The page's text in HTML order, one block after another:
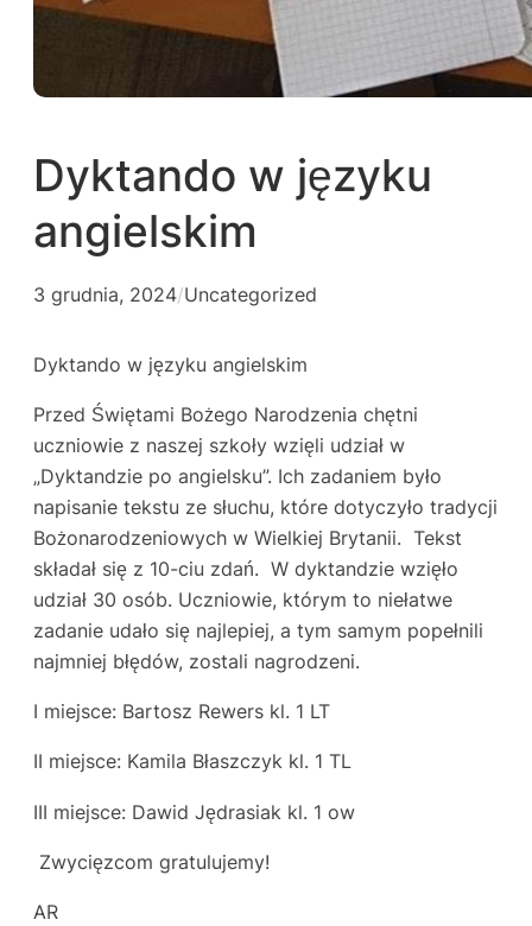
Dyktando w języku
angielskim
3 grudnia, 2024/Uncategorized
Dyktando w języku angielskim
Przed Świętami Bożego Narodzenia chętni
uczniowie z naszej szkoły wzięli udział w
„Dyktandzie po angielsku”. Ich zadaniem było
napisanie tekstu ze słuchu, które dotyczyło tradycji
Bożonarodzeniowych w Wielkiej Brytanii. Tekst
składał się z 10-ciu zdań. W dyktandzie wzięło
udział 30 osób. Uczniowie, którym to niełatwe
zadanie udało się najlepiej, a tym samym popełnili
najmniej błędów, zostali nagrodzeni.
I miejsce: Bartosz Rewers kl. 1 LT
II miejsce: Kamila Błaszczyk kl. 1 TL
III miejsce: Dawid Jędrasiak kl. 1 ow
Zwycięzcom gratulujemy!
AR